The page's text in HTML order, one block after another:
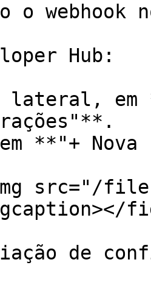
o webhook
Hub:
lateral, em
**"+
src="/
de